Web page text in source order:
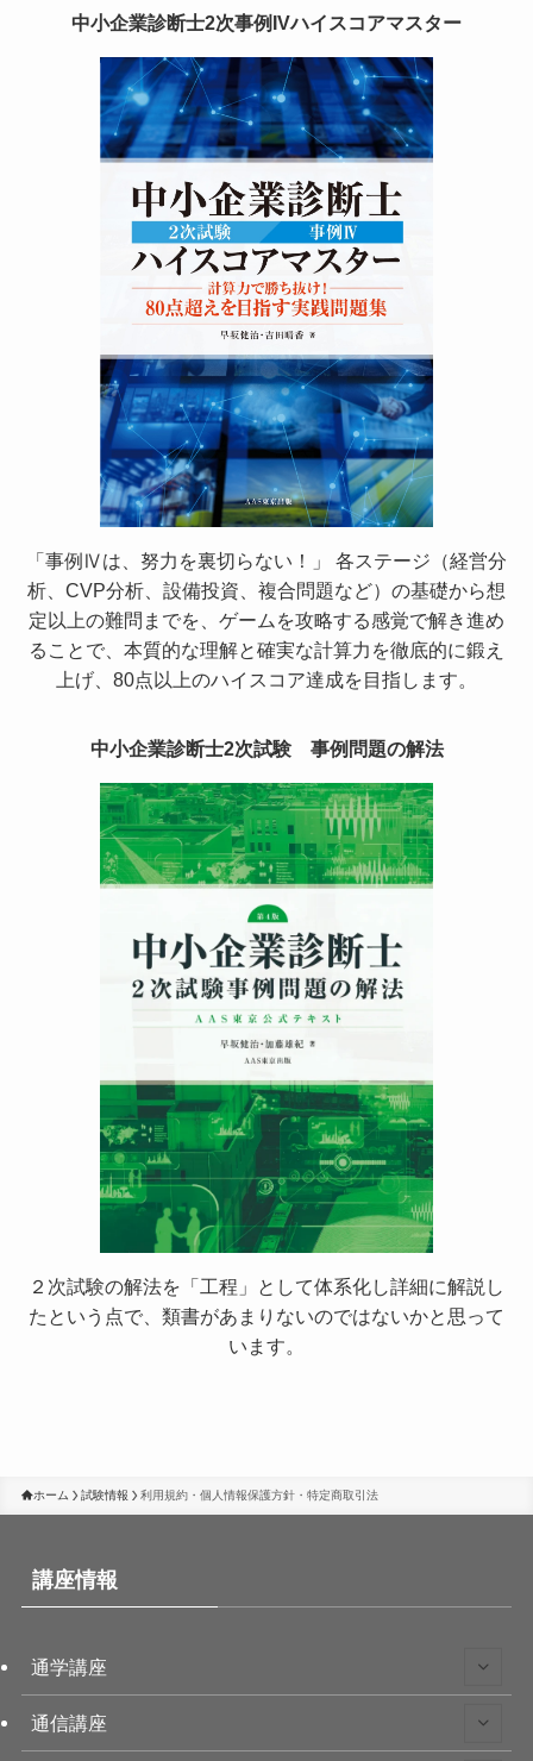
中小企業診断士2次事例IVハイスコアマスター
「事例Ⅳは、努力を裏切らない！」 各ステージ（経営分
析、CVP分析、設備投資、複合問題など）の基礎から想
定以上の難問までを、ゲームを攻略する感覚で解き進め
ることで、本質的な理解と確実な計算力を徹底的に鍛え
上げ、80点以上のハイスコア達成を目指します。
中小企業診断士2次試験 事例問題の解法
２次試験の解法を「工程」として体系化し詳細に解説し
たという点で、類書があまりないのではないかと思って
います。
ホーム 試験情報 利用規約・個人情報保護方針・特定商取引法
講座情報
通学講座
通信講座